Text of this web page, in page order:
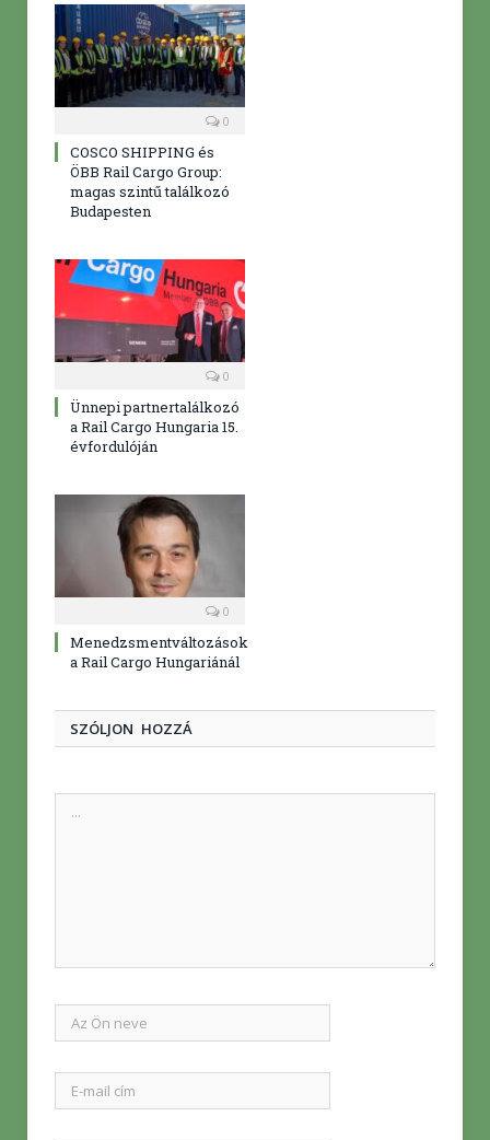
0
COSCO SHIPPING és
ÖBB Rail Cargo Group:
magas szintű találkozó
Budapesten
0
Ünnepi partnertalálkozó
a Rail Cargo Hungaria 15.
évfordulóján
0
Menedzsmentváltozások
a Rail Cargo Hungariánál
SZÓLJON HOZZÁ